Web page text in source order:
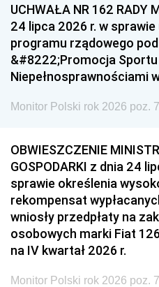
UCHWAŁA NR 162 RADY
24 lipca 2026 r. w
programu rządowego
&#8222;Promocja
Niepełnosprawnościami
Monitor Polski rok 2026 poz.
OBWIESZCZENIE
GOSPODARKI z dnia 24
sprawie określenia
rekompensat
wniosły przedpłaty na
osobowych marki Fiat
na IV kwartał 2026 r.
Monitor Polski rok 2026 poz.